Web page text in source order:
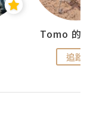
追蹤